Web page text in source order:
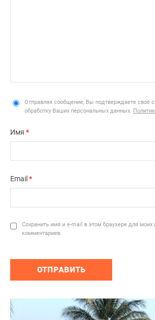
Отправляя сообщение, Вы подтверждаете своё
обработку Ваших персональных данных.
Имя *
Email*
Сохранить имя и e-mail в этом браузере для
комментариев.